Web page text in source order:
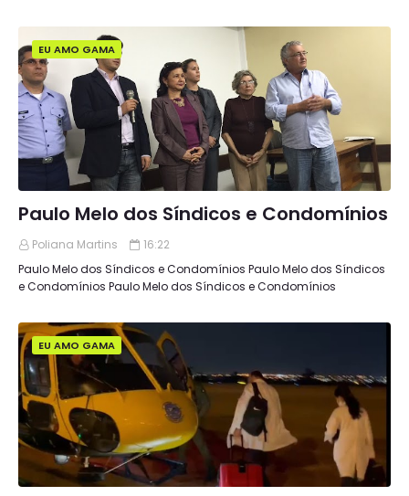
EU AMO GAMA
Paulo Melo dos Síndicos e Condomínios
Poliana Martins
16:22
Paulo Melo dos Síndicos e Condomínios Paulo Melo dos Síndicos
e Condomínios Paulo Melo dos Síndicos e Condomínios
EU AMO GAMA